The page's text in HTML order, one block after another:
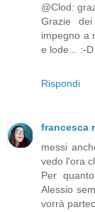
@Clod:
Grazie
impegno a
e lode... :-D
Rispondi
francesca
messi
vedo l'ora
Per
Alessio
vorrà